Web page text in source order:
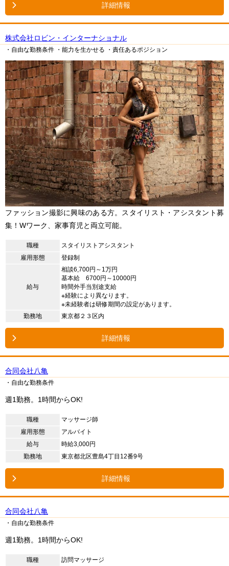
詳細情報
株式会社ロビン・インターナショナル
・自由な勤務条件 ・能力を生かせる ・責任あるポジション
ファッション撮影に興味のある方。スタイリスト・アシスタント募
集！Wワーク、家事育児と両立可能。
職種
スタイリストアシスタント
雇用形態
登録制
給与
相談6,700円～1万円
基本給 6700円～10000円
時間外手当別途支給
※経験により異なります。
※未経験者は研修期間の設定があります。
勤務地
東京都２３区内
詳細情報
合同会社八亀
・自由な勤務条件
週1勤務。1時間からOK!
職種
マッサージ師
雇用形態
アルバイト
給与
時給3,000円
勤務地
東京都北区豊島4丁目12番9号
詳細情報
合同会社八亀
・自由な勤務条件
週1勤務。1時間からOK!
職種 訪問マッサージ